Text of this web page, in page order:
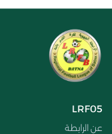
LRF05
عن الرابطة